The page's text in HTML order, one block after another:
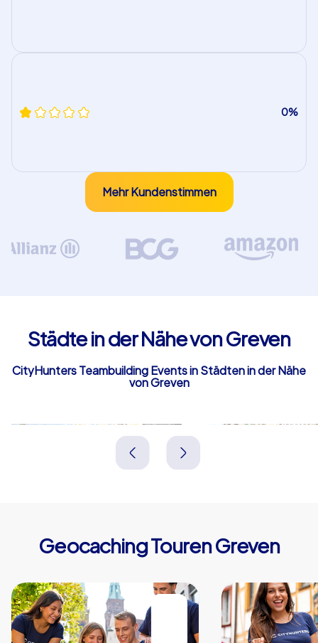
0%
Mehr Kundenstimmen
Städte in der Nähe von Greven
CityHunters Teambuilding Events in Städten in der Nähe
von Greven
Emsdetten
Deutschland
Münster
Geocaching Touren Greven